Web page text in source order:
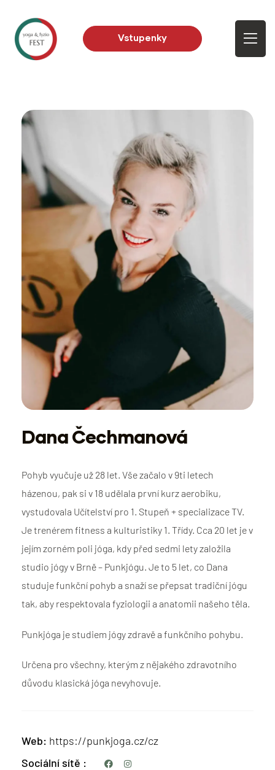
Vstupenky
Dana Čechmanová
Pohyb vyučuje už 28 let. Vše začalo v 9ti letech
házenou, pak si v 18 udělala první kurz aerobiku,
vystudovala Učítelství pro 1. Stupeň + specializace TV.
Je trenérem fitness a kulturistiky 1. Třídy. Cca 20 let je v
jejím zorném poli jóga, kdy před sedmi lety založila
studio jógy v Brně – Punkjógu. Je to 5 let, co Dana
studuje funkční pohyb a snaží se přepsat tradiční jógu
tak, aby respektovala fyziologii a anatomii našeho těla.
Punkjóga je studiem jógy zdravě a funkčního pohybu.
Určena pro všechny, kterým z nějakého zdravotního
důvodu klasická jóga nevyhovuje.
Web https://punkjoga.cz/cz
Sociální sítě